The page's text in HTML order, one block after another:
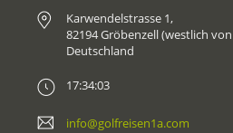
Karwendelstrasse 1,
82194 Gröbenzell (westlich
Deutschland
17:34:03
info@golfreisen1a.com